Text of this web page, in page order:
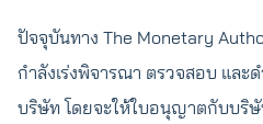
ปัจจุบันทาง The Monetary
กำลังเร่งพิจารณา ตรวจสอบ และ
บริษัท โดยจะให้ใบอนุญาตกับบริ